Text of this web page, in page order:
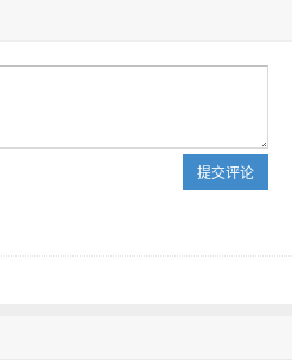
提交评论